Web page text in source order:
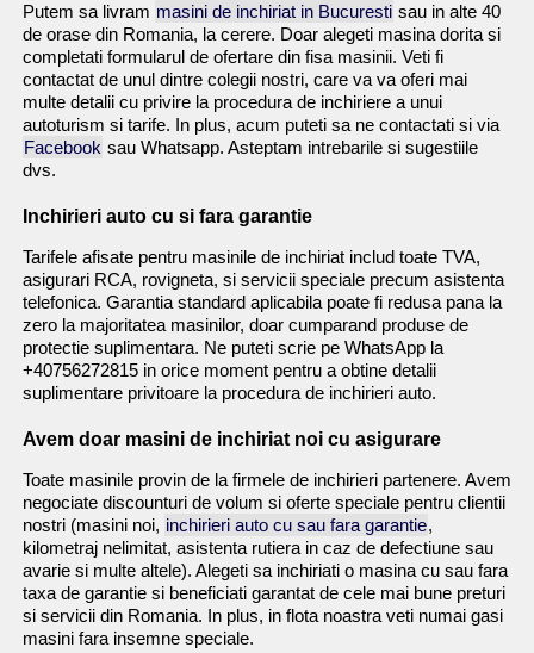
Putem sa livram masini de inchiriat in Bucuresti sau in alte 40
de orase din Romania, la cerere. Doar alegeti masina dorita si
completati formularul de ofertare din fisa masinii. Veti fi
contactat de unul dintre colegii nostri, care va va oferi mai
multe detalii cu privire la procedura de inchiriere a unui
autoturism si tarife. In plus, acum puteti sa ne contactati si via
Facebook sau Whatsapp. Asteptam intrebarile si sugestiile
dvs.
Inchirieri auto cu si fara garantie
Tarifele afisate pentru masinile de inchiriat includ toate TVA,
asigurari RCA, rovigneta, si servicii speciale precum asistenta
telefonica. Garantia standard aplicabila poate fi redusa pana la
zero la majoritatea masinilor, doar cumparand produse de
protectie suplimentara. Ne puteti scrie pe WhatsApp la
+40756272815 in orice moment pentru a obtine detalii
suplimentare privitoare la procedura de inchirieri auto.
Avem doar masini de inchiriat noi cu asigurare
Toate masinile provin de la firmele de inchirieri partenere. Avem
negociate discounturi de volum si oferte speciale pentru clientii
nostri (masini noi, inchirieri auto cu sau fara garantie,
kilometraj nelimitat, asistenta rutiera in caz de defectiune sau
avarie si multe altele). Alegeti sa inchiriati o masina cu sau fara
taxa de garantie si beneficiati garantat de cele mai bune preturi
si servicii din Romania. In plus, in flota noastra veti numai gasi
masini fara insemne speciale.